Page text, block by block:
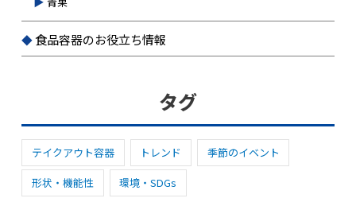
食品容器のお役立ち情報
タグ
テイクアウト容器 トレンド
季節のイベント
形状・機能性
環境・SDGs